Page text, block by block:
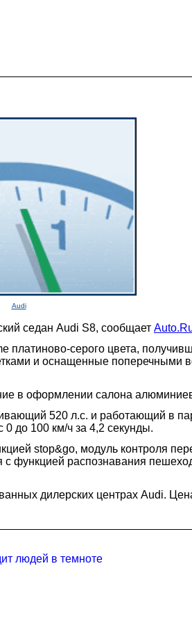
Audi
седан Audi S8, сообщает
серого цвета,
и оснащенные поперечными
в оформлении салона
520 л.с. и работающий в
до 100 км/ч за 4,2 секунды.
stop&go, модуль контроля
с функцией распознавания
дилерских центрах Audi.
людей в темноте